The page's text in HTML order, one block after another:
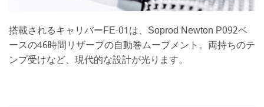
搭載されるキャリバーFE-01は、Soprod Newton P092ベ
ースの46時間リザーブの自動巻ムーブメント。両持ちのテ
ンプ受けなど、現代的な設計が光ります。